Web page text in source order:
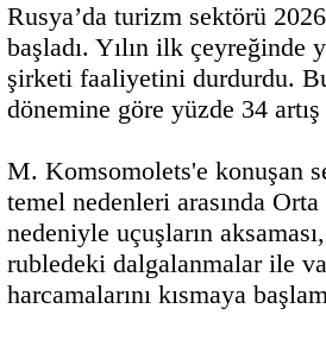
Rusya’da turizm sektörü
başladı. Yılın ilk çeyreğinde
şirketi faaliyetini durdurdu. Bu
dönemine göre yüzde 34
M. Komsomolets'e konuşan
temel nedenleri arasında
nedeniyle uçuşların
rubledeki dalgalanmalar ile
harcamalarını kısmaya